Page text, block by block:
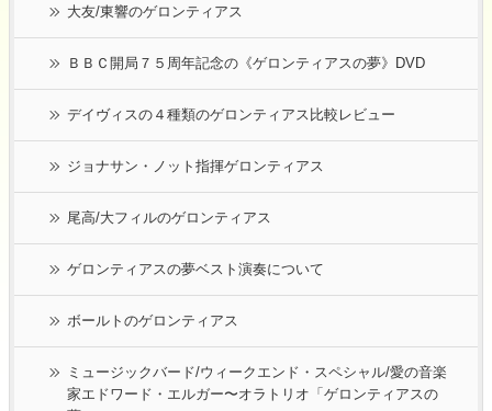
大友/東響のゲロンティアス
ＢＢＣ開局７５周年記念の《ゲロンティアスの夢》DVD
デイヴィスの４種類のゲロンティアス比較レビュー
ジョナサン・ノット指揮ゲロンティアス
尾高/大フィルのゲロンティアス
ゲロンティアスの夢ベスト演奏について
ボールトのゲロンティアス
ミュージックバード/ウィークエンド・スペシャル/愛の音楽
家エドワード・エルガー〜オラトリオ「ゲロンティアスの